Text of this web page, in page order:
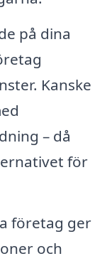
på dina
Kanske
– då
för
företag ger
och